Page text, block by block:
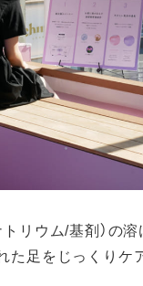
リウム/基剤）の
足をじっくりケア